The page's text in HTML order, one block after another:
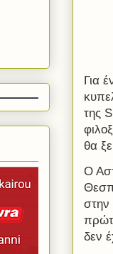
Για
της
θα
Ο
στην
δεν